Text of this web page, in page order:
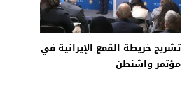
تشريح خريطة القمع الإيرانية في
مؤتمر واشنطن